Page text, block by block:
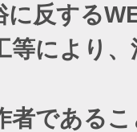
に反する
等により
者である